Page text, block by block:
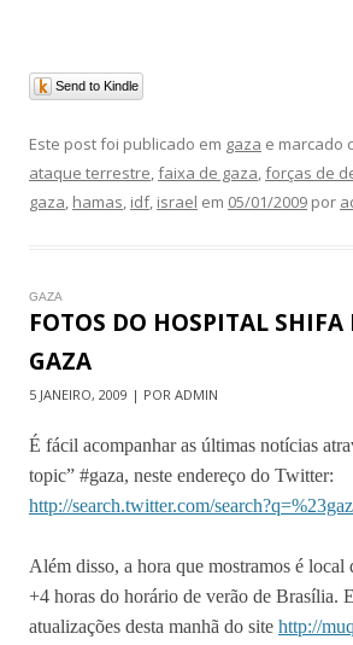
Send to Kindle
Este post foi publicado em gaza e marcado
ataque terrestre,faixa de gaza,forças de
gaza, hamas, idf, israel em 05/01/2009 por
GAZA
FOTOS DO HOSPITAL
GAZA
5 JANEIRO, 2009 | POR ADMIN
É fácil acompanhar as últimas notícias
topic” #gaza, neste endereço do Twitter:
http://search.twitter.com/
Além disso, a hora que mostramos é local
+4 horas do horário de verão de Brasília.
atualizações desta manhã do site http://